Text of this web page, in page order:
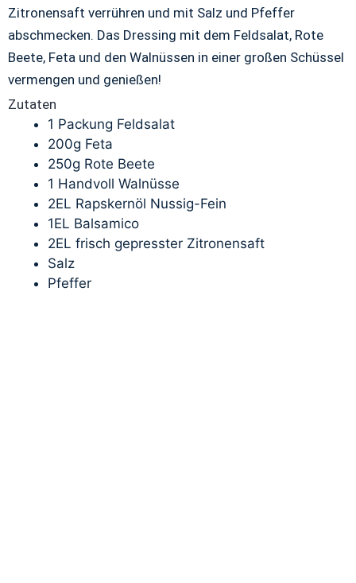
Zitronensaft verrühren und mit Salz und Pfeffer
abschmecken. Das Dressing mit dem Feldsalat, Rote
Beete, Feta und den Walnüssen in einer großen Schüssel
vermengen und genießen!
Zutaten
1 Packung Feldsalat
200g Feta
250g Rote Beete
1 Handvoll Walnüsse
2EL Rapskernöl Nussig-Fein
1EL Balsamico
2EL frisch gepresster Zitronensaft
Salz
Pfeffer